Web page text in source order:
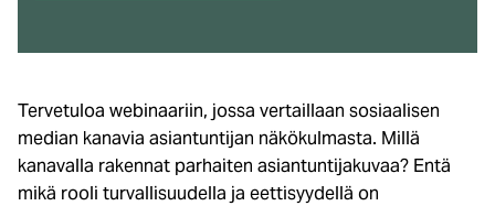
Tervetuloa webinaariin, jossa vertaillaan sosiaalisen
median kanavia asiantuntijan näkökulmasta. Millä
kanavalla rakennat parhaiten asiantuntijakuvaa? Entä
mikä rooli turvallisuudella ja eettisyydellä on